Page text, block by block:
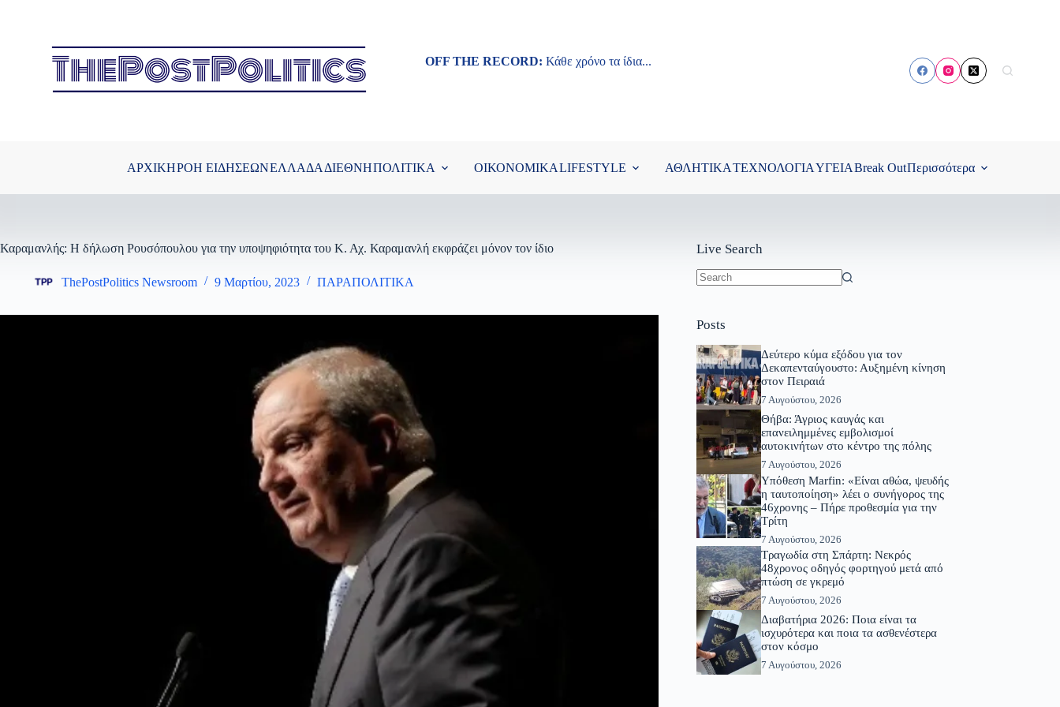
OFF THE RECORD: Κάθε χρόνο τα ίδια...
ΑΡΧΙΚΗΡΟΗ ΕΙΔΗΣΕΩΝΕΛΛΑΔΑ ΔΙΕΘΝΗΠΟΛΙΤΙΚΑ ΟΙΚΟΝΟΜΙΚΑLIFESTYLE ΑΘΛΗΤΙΚΑΤΕΧΝΟΛΟΓΙΑΥΓΕΙΑBreak OutΠερισσότερα
Καραμανλής: Η δήλωση Ρουσόπουλου για την υποψηφιότητα του Κ. Αχ. Καραμανλή εκφράζει μόνον τον ίδιo
ThePostPolitics Newsroom 9 Μαρτίου, 2023 ΠΑΡΑΠΟΛΙΤΙΚΑ
Live Search
Posts
Δεύτερο κύμα εξόδου για τον
Δεκαπενταύγουστο: Αυξημένη κίνηση
στον Πειραιά
7 Αυγούστου, 2026
Θήβα: Άγριος καυγάς και
επανειλημμένες εμβολισμοί
αυτοκινήτων στο κέντρο της πόλης
7 Αυγούστου, 2026
Υπόθεση Marfin: «Είναι αθώα, ψευδής
η ταυτοποίηση» λέει ο συνήγορος της
46χρονης – Πήρε προθεσμία για την
Τρίτη
7 Αυγούστου, 2026
Τραγωδία στη Σπάρτη: Νεκρός
48χρονος οδηγός φορτηγού μετά από
πτώση σε γκρεμό
7 Αυγούστου, 2026
Διαβατήρια 2026: Ποια είναι τα
ισχυρότερα και ποια τα ασθενέστερα
στον κόσμο
7 Αυγούστου, 2026